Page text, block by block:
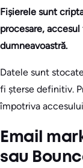
Fișierele sunt
procesare,
dumneavoastră.
Datele sunt
fi șterse definitiv.
împotriva
Email
sau